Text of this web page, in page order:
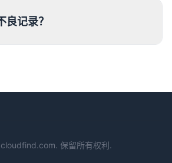
良记录？
保留所有权利.